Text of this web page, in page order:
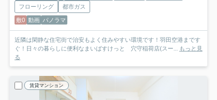
フローリング
都市ガス
敷0 動画 パノラマ
近隣は閑静な住宅街で治安もよく住みやすい環境です！羽田空港まです
ぐ！日々の暮らしに便利なまいばすけっと 穴守稲荷店(スー... もっと見
る
賃貸マンション